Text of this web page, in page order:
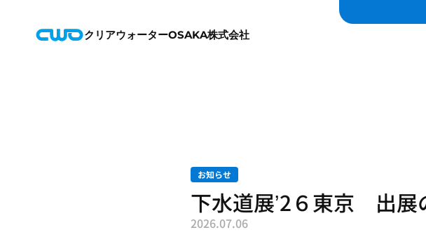
クリアウォーターOSAKA株式会社
お知らせ
下水道展ʼ2６東京 出展
2026.07.06